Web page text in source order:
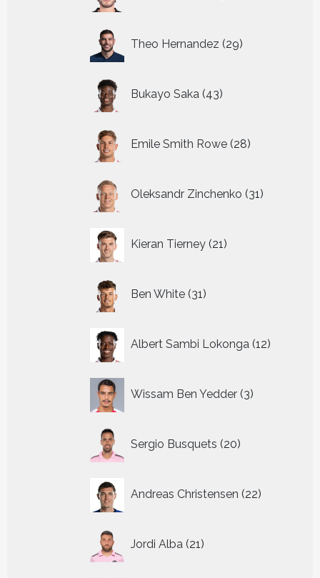
Theo Hernandez 29
producten
Bukayo Saka 43
producten
Emile Smith Rowe 28
producten
Oleksandr Zinchenko 31
producten
Kieran Tierney 21
producten
Ben White 31
producten
Albert Sambi Lokonga 12
Wissam Ben Yedder 3
producten
Sergio Busquets 20
producten
Andreas Christensen 22
producten
Jordi Alba 21
producten